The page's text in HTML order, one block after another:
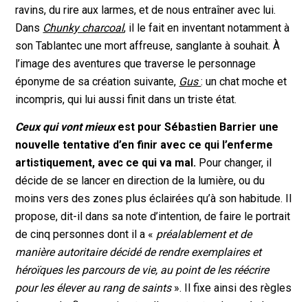
ravins, du rire aux larmes, et de nous entraîner avec lui.
Dans Chunky charcoal, il le fait en inventant notamment à
son Tablantec une mort affreuse, sanglante à souhait. À
l’image des aventures que traverse le personnage
éponyme de sa création suivante, Gus: un chat moche et
incompris, qui lui aussi finit dans un triste état.
Ceux qui vont mieuxest pour Sébastien Barrier une
nouvelle tentative d’en finir avec ce qui l’enferme
artistiquement, avec ce qui va mal. Pour changer, il
décide de se lancer en direction de la lumière, ou du
moins vers des zones plus éclairées qu’à son habitude. Il
propose, dit-il dans sa note d’intention, de faire le portrait
de cinq personnes dont il a « préalablement et de
manière autoritaire décidé de rendre exemplaires et
héroïques les parcours de vie, au point de les réécrire
pour les élever au rang de saints». Il fixe ainsi des règles